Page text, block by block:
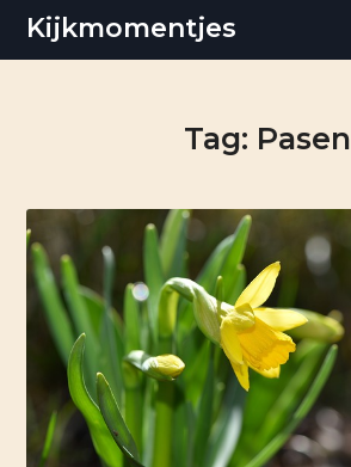
SkipKijkmomentjes
Tag: Pasen